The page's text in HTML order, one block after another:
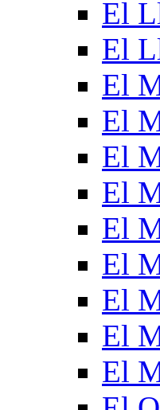
El
El
El
El
El
El
El
El
El
El
El